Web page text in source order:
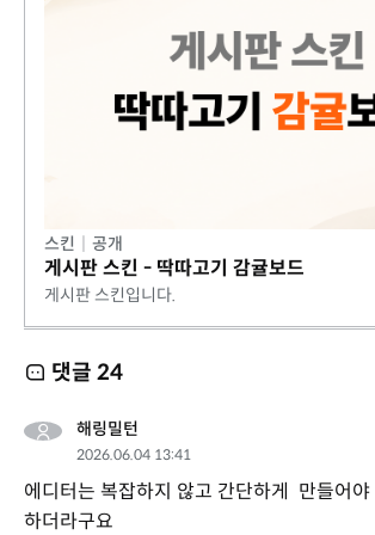
스킨 공개
게시판 스킨 - 딱따고기 감귤보드
게시판 스킨입니다.
댓글 24
해링밀턴
2026.06.04 13:41
에디터는 복잡하지 않고 간단하게 만들어
하더라구요